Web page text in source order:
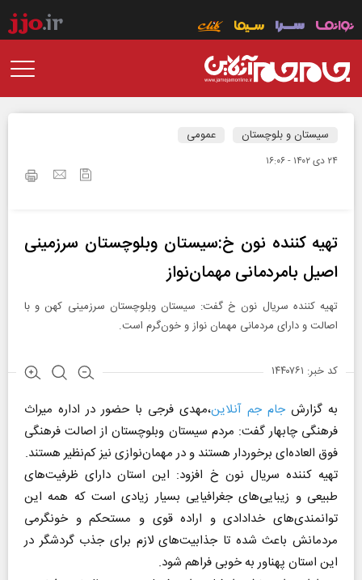
سیستان و بلوچستان عمومی
۲۴ دی ۱۴۰۲ - ۱۶:۰۶
تهیه کننده نون خ:سیستان وبلوچستان سرزمینی
اصیل بامردمانی مهمان‌نواز
تهیه کننده سریال نون خ گفت: سیستان وبلوچستان سرزمینی کهن و با
اصالت و دارای مردمانی مهمان نواز و خون‌گرم است.
کد خبر: ۱۴۴۰۷۶۱
به گزارش جام جم آنلاین،مهدی فرجی با حضور در اداره میراث
فرهنگی چابهار گفت: مردم سیستان وبلوچستان از اصالت فرهنگی
فوق العاده‌ای برخوردار هستند و در مهمان‌نوازی نیز کم‌نظیر هستند.
تهیه کننده سریال نون خ افزود: این استان دارای ظرفیت‌های
طبیعی و زیبایی‌های جغرافیایی بسیار زیادی است که همه این
توانمندی‌های خدادادی و اراده قوی و مستحکم و خونگرمی
مردمانش باعث شده تا جذابیت‌های لازم برای جذب گردشگر در
این استان پهناور به خوبی فراهم شود.